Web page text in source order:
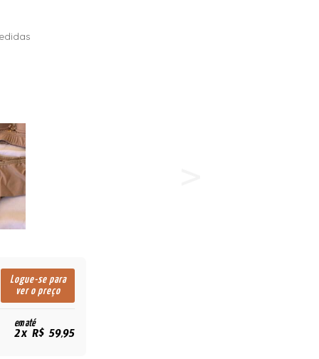
Logue-se para
ver o preço
em até
2x R$ 59,95